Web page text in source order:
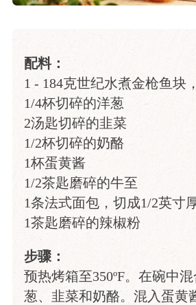
配料：
1 - 184克世纪水煮金枪鱼块
1/4杯切碎的洋葱
2汤匙切碎的韭菜
1/2杯切碎的奶酪
1杯蛋黄酱
1/2茶匙磨碎的牛至
1条法式面包，切成1/2英寸
1茶匙磨碎的辣椒粉
步骤：
预热烤箱至350ºF。在碗中
葱、韭菜和奶酪。混入蛋黄